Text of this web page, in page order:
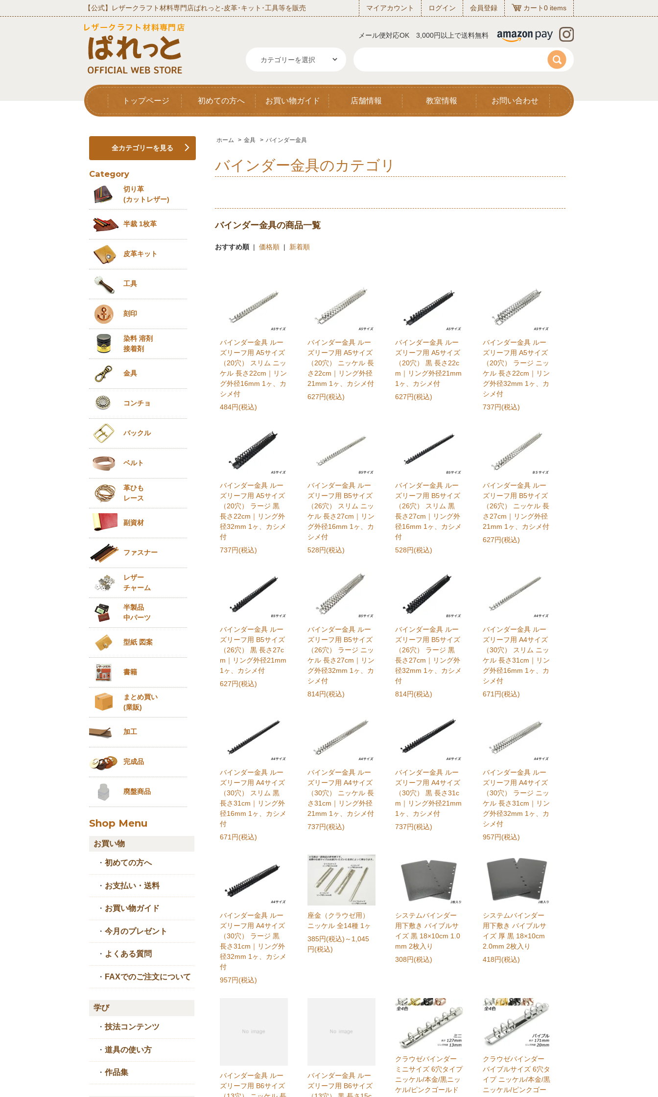
【公式】レザークラフト材料専門店ぱれっと‐皮革･キット･工具等を販売 マイアカウント ログイン 会員登録 カート0 items
メール便対応OK 3,000円以上で送料無料
トップページ 初めての方へ お買い物ガイド 店舗情報 教室情報 お問い合わせ
ホーム > 金具 > バインダー金具
バインダー金具のカテゴリ
バインダー金具の商品一覧
おすすめ順 |価格順 | 新着順
バインダー金具 ルー
ズリーフ用 A5サイズ
（20穴） スリム ニッ
ケル 長さ22cm｜リン
グ外径16mm 1ヶ、カ
シメ付
484円(税込)
バインダー金具 ルー
ズリーフ用 A5サイズ
（20穴） ニッケル 長
さ22cm｜リング外径
21mm 1ヶ、カシメ付
627円(税込)
バインダー金具 ルー
ズリーフ用 A5サイズ
（20穴） 黒 長さ22c
m｜リング外径21mm
1ヶ、カシメ付
627円(税込)
バインダー金具 ルー
ズリーフ用 A5サイズ
（20穴） ラージ ニッ
ケル 長さ22cm｜リン
グ外径32mm 1ヶ、カ
シメ付
737円(税込)
バインダー金具 ルー
ズリーフ用 A5サイズ
（20穴） ラージ 黒
長さ22cm｜リング外
径32mm 1ヶ、カシメ
付
737円(税込)
バインダー金具 ルー
ズリーフ用 B5サイズ
（26穴） スリム ニッ
ケル 長さ27cm｜リン
グ外径16mm 1ヶ、カ
シメ付
528円(税込)
バインダー金具 ルー
ズリーフ用 B5サイズ
（26穴） スリム 黒
長さ27cm｜リング外
径16mm 1ヶ、カシメ
付
528円(税込)
バインダー金具 ルー
ズリーフ用 B5サイズ
（26穴） ニッケル 長
さ27cm｜リング外径
21mm 1ヶ、カシメ付
627円(税込)
バインダー金具 ルー
ズリーフ用 B5サイズ
（26穴） 黒 長さ27c
m｜リング外径21mm
1ヶ、カシメ付
627円(税込)
バインダー金具 ルー
ズリーフ用 B5サイズ
（26穴） ラージ ニッ
ケル 長さ27cm｜リン
グ外径32mm 1ヶ、カ
シメ付
814円(税込)
バインダー金具 ルー
ズリーフ用 B5サイズ
（26穴） ラージ 黒
長さ27cm｜リング外
径32mm 1ヶ、カシメ
付
814円(税込)
バインダー金具 ルー
ズリーフ用 A4サイズ
（30穴） スリム ニッ
ケル 長さ31cm｜リン
グ外径16mm 1ヶ、カ
シメ付
671円(税込)
バインダー金具 ルー
ズリーフ用 A4サイズ
（30穴） スリム 黒
長さ31cm｜リング外
径16mm 1ヶ、カシメ
付
671円(税込)
バインダー金具 ルー
ズリーフ用 A4サイズ
（30穴） ニッケル 長
さ31cm｜リング外径
21mm 1ヶ、カシメ付
737円(税込)
バインダー金具 ルー
ズリーフ用 A4サイズ
（30穴） 黒 長さ31c
m｜リング外径21mm
1ヶ、カシメ付
737円(税込)
バインダー金具 ルー
ズリーフ用 A4サイズ
（30穴） ラージ ニッ
ケル 長さ31cm｜リン
グ外径32mm 1ヶ、カ
シメ付
957円(税込)
バインダー金具 ルー
ズリーフ用 A4サイズ
（30穴） ラージ 黒
長さ31cm｜リング外
径32mm 1ヶ、カシメ
付
957円(税込)
座金（クラウゼ用）
ニッケル 全14種 1ヶ
385円(税込) ～1,045
円(税込)
システムバインダー
用下敷き バイブルサ
イズ 黒 18×10cm 1.0
mm 2枚入り
308円(税込)
システムバインダー
用下敷き バイブルサ
イズ 厚 黒 18×10cm
2.0mm 2枚入り
418円(税込)
バインダー金具 ルー
ズリーフ用 B6サイズ
バインダー金具 ルー
ズリーフ用 B6サイズ
クラウゼバインダー
ミニサイズ 6穴タイプ
ニッケル/本金/黒ニッ
ケル/ピンクゴールド
クラウゼバインダー
バイブルサイズ 6穴タ
イプ ニッケル/本金/黒
ニッケル/ピンクゴー
全カテゴリーを見る
Category
切り革
(カットレザー)
半裁 1枚革
皮革キット
工具
刻印
染料 溶剤
接着剤
金具
コンチョ
バックル
ベルト
革ひも
レース
副資材
ファスナー
レザー
チャーム
半製品
中パーツ
型紙 図案
書籍
まとめ買い
(業販)
加工
完成品
廃盤商品
Shop Menu
お買い物
・ 初めての方へ
・ お支払い・送料
・ お買い物ガイド
・ 今月のプレゼント
・ よくある質問
・ FAXでのご注文について
学び
・ 技法コンテンツ
・ 道具の使い方
・ 作品集